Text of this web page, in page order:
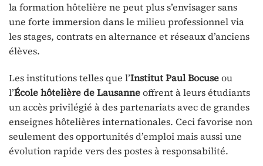
la formation hôtelière ne peut plus s’envisager sans
une forte immersion dans le milieu professionnel via
les stages, contrats en alternance et réseaux d’anciens
élèves.
Les institutions telles que l’Institut Paul Bocuseou
l’École hôtelière de Lausanneoffrent à leurs étudiants
un accès privilégié à des partenariats avec de grandes
enseignes hôtelières internationales. Ceci favorise non
seulement des opportunités d’emploi mais aussi une
évolution rapide vers des postes à responsabilité.